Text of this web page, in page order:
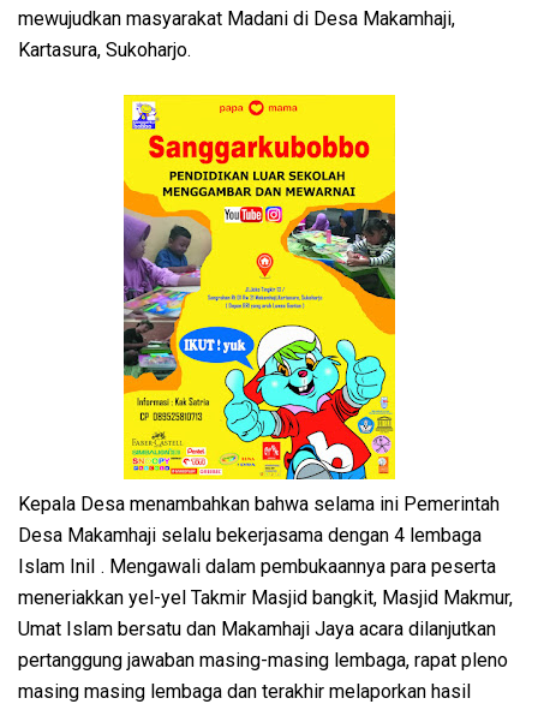
mewujudkan masyarakat Madani di Desa Makamhaji,
Kartasura, Sukoharjo.
Kepala Desa menambahkan bahwa selama ini Pemerintah
Desa Makamhaji selalu bekerjasama dengan 4 lembaga
Islam IniI . Mengawali dalam pembukaannya para peserta
meneriakkan yel-yel Takmir Masjid bangkit, Masjid Makmur,
Umat Islam bersatu dan Makamhaji Jaya acara dilanjutkan
pertanggung jawaban masing-masing lembaga, rapat pleno
masing masing lembaga dan terakhir melaporkan hasil